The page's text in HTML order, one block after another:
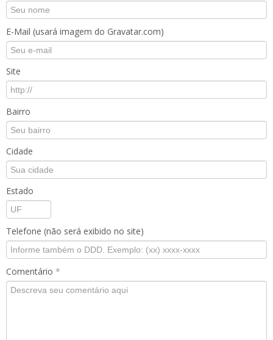
E-Mail (usará imagem do Gravatar.com)
Site
Bairro
Cidade
Estado
Telefone (não será exibido no site)
Comentário *